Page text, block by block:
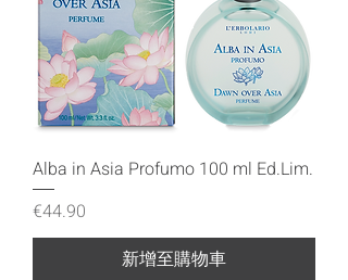
Alba in Asia Profumo 100 ml Ed.Lim.
價格
€44.90
新增至購物車